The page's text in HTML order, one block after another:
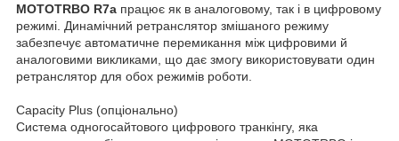
MOTOTRBO R7a працює як в аналоговому, так і в цифровому
режимі. Динамічний ретранслятор змішаного режиму
забезпечує автоматичне перемикання між цифровими й
аналоговими викликами, що дає змогу використовувати один
ретранслятор для обох режимів роботи.
Capacity Plus (опціонально)
Система одногосайтового цифрового транкінгу, яка